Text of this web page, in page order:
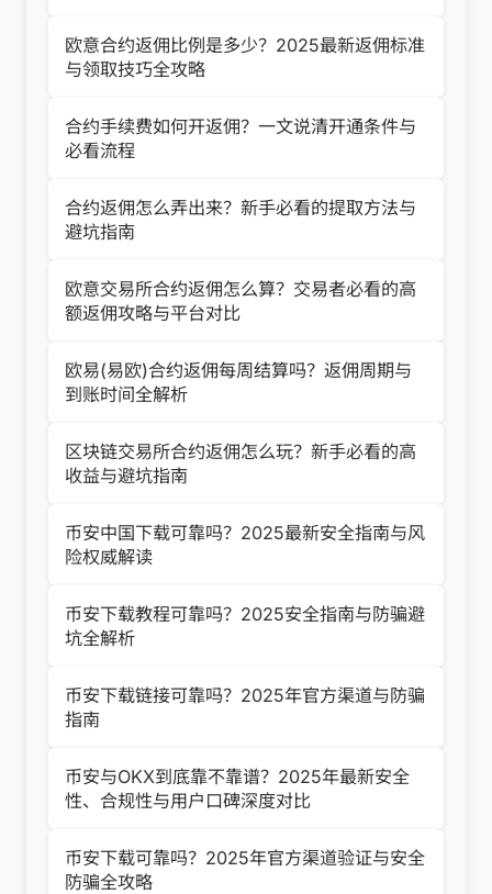
欧意合约返佣比例是多少？2025最新返佣标准
与领取技巧全攻略
合约手续费如何开返佣？一文说清开通条件与
必看流程
合约返佣怎么弄出来？新手必看的提取方法与
避坑指南
欧意交易所合约返佣怎么算？交易者必看的高
额返佣攻略与平台对比
欧易(易欧)合约返佣每周结算吗？返佣周期与
到账时间全解析
区块链交易所合约返佣怎么玩？新手必看的高
收益与避坑指南
币安中国下载可靠吗？2025最新安全指南与风
险权威解读
币安下载教程可靠吗？2025安全指南与防骗避
坑全解析
币安下载链接可靠吗？2025年官方渠道与防骗
指南
币安与OKX到底靠不靠谱？2025年最新安全
性、合规性与用户口碑深度对比
币安下载可靠吗？2025年官方渠道验证与安全
防骗全攻略